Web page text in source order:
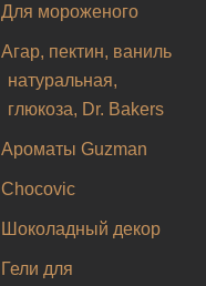
Для мороженого
Агар, пектин, ваниль
натуральная,
глюкоза, Dr. Bakers
Ароматы Guzman
Chocovic
Шоколадный декор
Гели для